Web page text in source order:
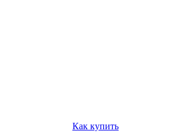
Как купить